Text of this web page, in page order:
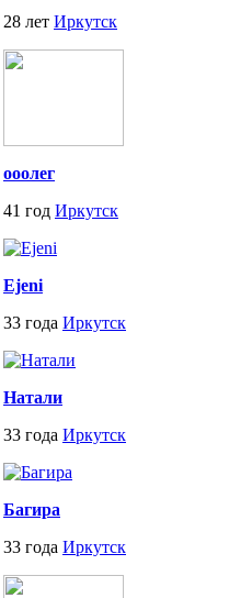
28 лет Иркутск
ооолег
41 год Иркутск
Ejeni
33 года Иркутск
Натали
33 года Иркутск
Багира
33 года Иркутск